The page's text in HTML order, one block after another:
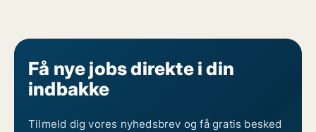
Få nye jobs direkte i din
indbakke
Tilmeld dig vores nyhedsbrev og få gratis besked